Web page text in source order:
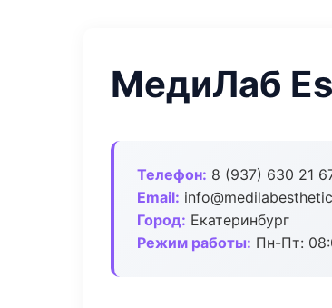
МедиЛаб
Телефон: 8 (937) 630 21
Email:
Город: Екатеринбург
Режим работы: Пн-Пт: